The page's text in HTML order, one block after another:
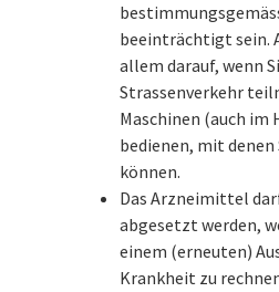
beeinträchtigt sein.
allem darauf, wenn
Strassenverkehr
Maschinen (auch im
bedienen, mit
können.
Das Arzneimittel
abgesetzt werden,
einem (erneuten)
Krankheit zu